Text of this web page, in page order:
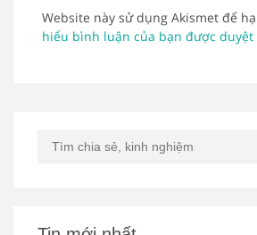
Website này sử dụng Akismet để
hiểu bình luận của bạn được